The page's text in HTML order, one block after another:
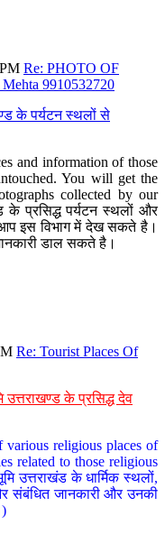
Re: PHOTO OF
9910532720
के पर्यटन स्थलों से
and information of those
You will get the
collected by our
के प्रसिद्ध पर्यटन स्थलों और
इस विभाग में देख सकते है।
डाल सकते है।
Re: Tourist Places Of
के प्रसिद्ध देव
religious places of
related to those religious
उत्तराखंड के धार्मिक स्थलों,
संबंधित जानकारी और उनकी